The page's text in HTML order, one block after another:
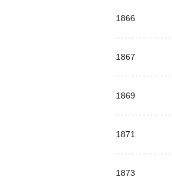
1866
1867
1869
1871
1873